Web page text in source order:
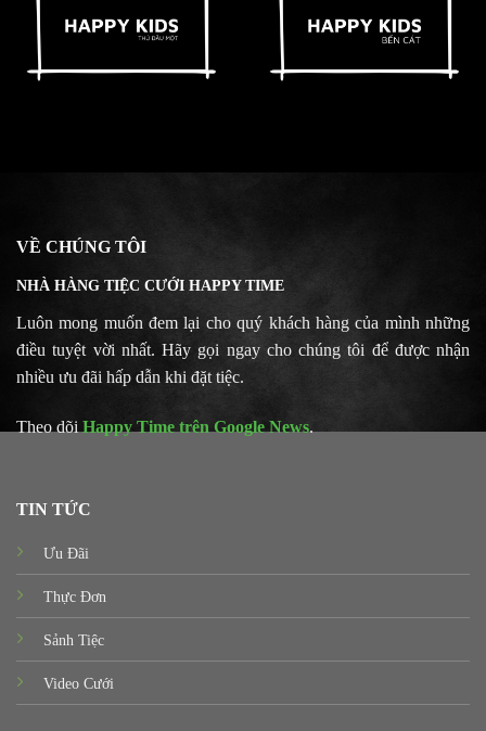
VỀ CHÚNG TÔI
NHÀ HÀNG TIỆC CƯỚI HAPPY TIME
Luôn mong muốn đem lại cho quý khách hàng của mình những
điều tuyệt vời nhất. Hãy gọi ngay cho chúng tôi để được nhận
nhiều ưu đãi hấp dẫn khi đặt tiệc.
Theo dõi Happy Time trên Google News.
TIN TỨC
Ưu Đãi
Thực Đơn
Sảnh Tiệc
Video Cưới